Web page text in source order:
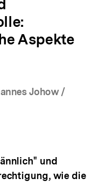
Aspekte
Johow /
und
wie die